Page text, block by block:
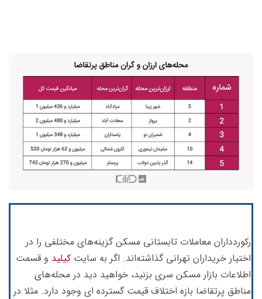
رکوردداران معاملات تابستانی مسکن گزینه‌های مختلفی را در
اختیار خریداران تهرانی گذاشته‌اند. اگر به سایت کیلید و قسمت
اطلاعات بازار مسکن سری بزنید، خواهید دید در محله‌های
مناطق پرتقاضا بازه اختلاف قیمت گسترده ای وجود دارد. مثلا در